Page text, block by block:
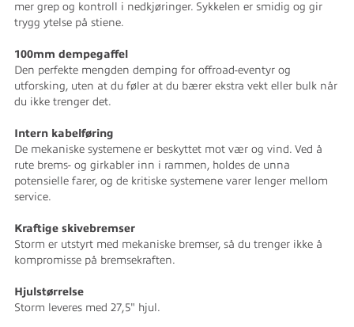
mer grep og kontroll i nedkjøringer. Sykkelen er smidig og gir
trygg ytelse på stiene.
100mm dempegaffel
Den perfekte mengden demping for offroad-eventyr og
utforsking, uten at du føler at du bærer ekstra vekt eller bulk når
du ikke trenger det.
Intern kabelføring
De mekaniske systemene er beskyttet mot vær og vind. Ved å
rute brems- og girkabler inn i rammen, holdes de unna
potensielle farer, og de kritiske systemene varer lenger mellom
service.
Kraftige skivebremser
Storm er utstyrt med mekaniske bremser, så du trenger ikke å
kompromisse på bremsekraften.
Hjulstørrelse
Storm leveres med 27,5" hjul.